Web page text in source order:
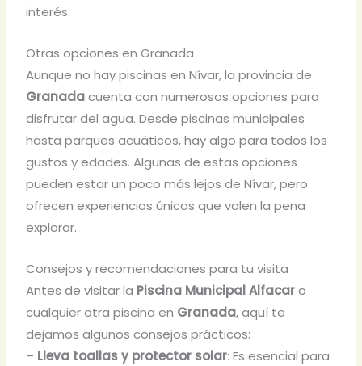
interés.
Otras opciones en Granada
Aunque no hay piscinas en Nívar, la provincia de
Granadacuenta con numerosas opciones para
disfrutar del agua. Desde piscinas municipales
hasta parques acuáticos, hay algo para todos los
gustos y edades. Algunas de estas opciones
pueden estar un poco más lejos de Nívar, pero
ofrecen experiencias únicas que valen la pena
explorar.
Consejos y recomendaciones para tu visita
Antes de visitar la Piscina Municipal Alfacaro
cualquier otra piscina en Granada, aquí te
dejamos algunos consejos prácticos:
– Lleva toallas y protector solar: Es esencial para